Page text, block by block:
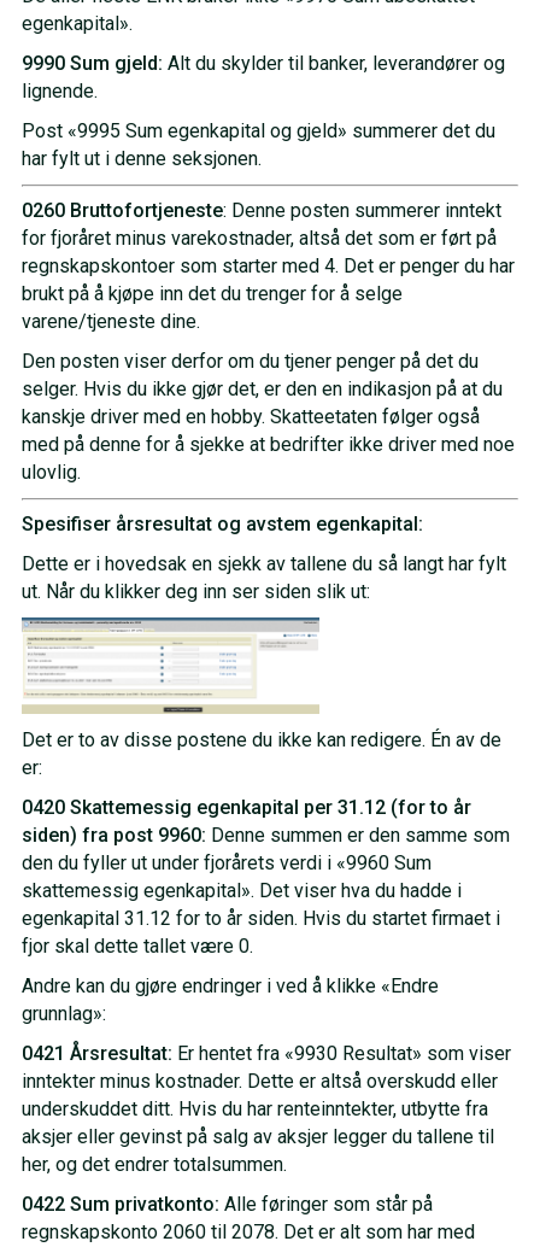
egenkapital».
9990 Sum gjeld: Alt du skylder til banker, leverandører og
lignende.
Post «9995 Sum egenkapital og gjeld» summerer det du
har fylt ut i denne seksjonen.
0260 Bruttofortjeneste: Denne posten summerer inntekt
for fjoråret minus varekostnader, altså det som er ført på
regnskapskontoer som starter med 4. Det er penger du har
brukt på å kjøpe inn det du trenger for å selge
varene/tjeneste dine.
Den posten viser derfor om du tjener penger på det du
selger. Hvis du ikke gjør det, er den en indikasjon på at du
kanskje driver med en hobby. Skatteetaten følger også
med på denne for å sjekke at bedrifter ikke driver med noe
ulovlig.
Spesifiser årsresultat og avstem egenkapital:
Dette er i hovedsak en sjekk av tallene du så langt har fylt
ut. Når du klikker deg inn ser siden slik ut:
Det er to av disse postene du ikke kan redigere. Én av de
er:
0420 Skattemessig egenkapital per 31.12 (for to år
siden) fra post 9960: Denne summen er den samme som
den du fyller ut under fjorårets verdi i «9960 Sum
skattemessig egenkapital». Det viser hva du hadde i
egenkapital 31.12 for to år siden. Hvis du startet firmaet i
fjor skal dette tallet være 0.
Andre kan du gjøre endringer i ved å klikke «Endre
grunnlag»:
0421 Årsresultat: Er hentet fra «9930 Resultat» som viser
inntekter minus kostnader. Dette er altså overskudd eller
underskuddet ditt. Hvis du har renteinntekter, utbytte fra
aksjer eller gevinst på salg av aksjer legger du tallene til
her, og det endrer totalsummen.
0422 Sum privatkonto: Alle føringer som står på
regnskapskonto 2060 til 2078. Det er alt som har med